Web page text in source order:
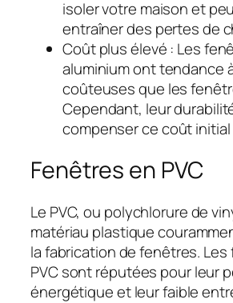
isoler votre maison et
entraîner des pertes de
Coût plus élevé : Les
aluminium ont tendance
coûteuses que les
Cependant, leur
compenser ce coût initial
Fenêtres en PVC
Le PVC, ou polychlorure de
matériau plastique
la fabrication de fenêtres.
PVC sont réputées pour leur
énergétique et leur faible